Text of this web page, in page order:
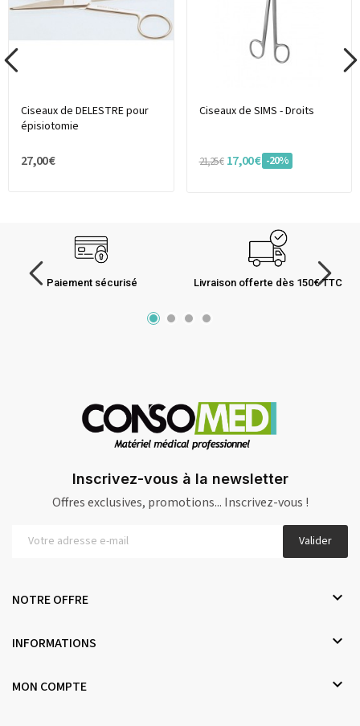
Ciseaux de DELESTRE pour
épisiotomie
27,00 €
Ciseaux de SIMS - Droits
21,25 € 17,00 € -20%
Paiement sécurisé Livraison offerte dès 150€ TTC
Inscrivez-vous à la newsletter
Offres exclusives, promotions... Inscrivez-vous !
Valider
NOTRE OFFRE 
INFORMATIONS 
MON COMPTE 